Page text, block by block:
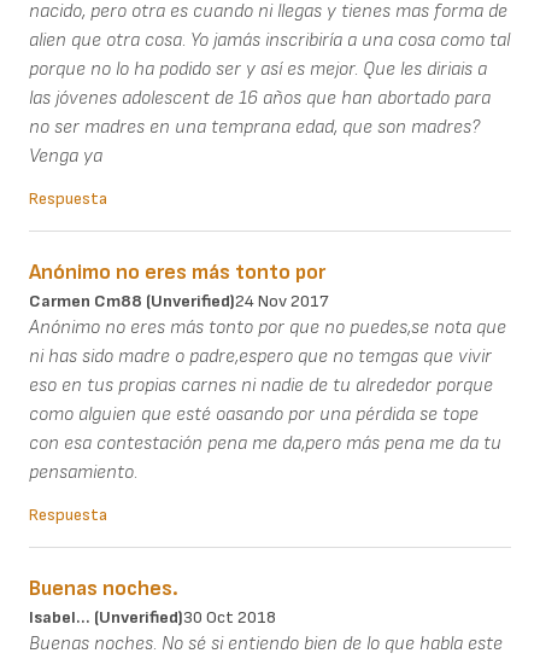
nacido, pero otra es cuando ni llegas y tienes mas forma de
alien que otra cosa. Yo jamás inscribiría a una cosa como tal
porque no lo ha podido ser y así es mejor. Que les diriais a
las jóvenes adolescent de 16 años que han abortado para
no ser madres en una temprana edad, que son madres?
Venga ya
Respuesta
Anónimo no eres más tonto por
Carmen Cm88 (unverified)24 Nov 2017
Anónimo no eres más tonto por que no puedes,se nota que
ni has sido madre o padre,espero que no temgas que vivir
eso en tus propias carnes ni nadie de tu alrededor porque
como alguien que esté oasando por una pérdida se tope
con esa contestación pena me da,pero más pena me da tu
pensamiento.
Respuesta
Buenas noches.
Isabel... (unverified)30 Oct 2018
Buenas noches. No sé si entiendo bien de lo que habla este